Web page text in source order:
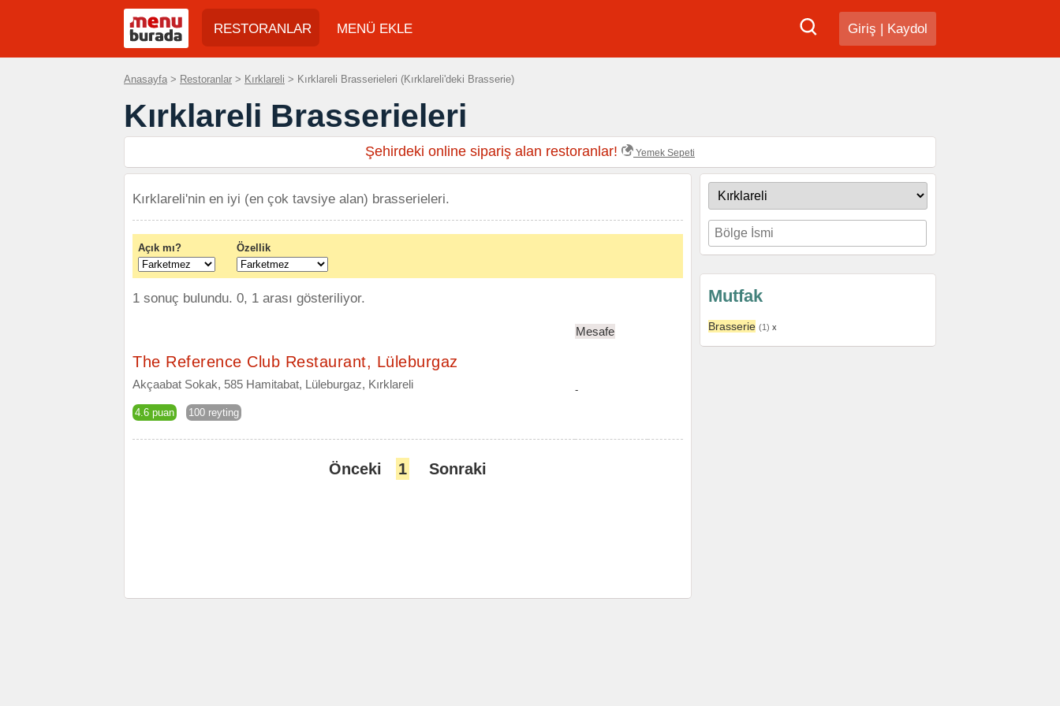
Giriş | Kaydol
RESTORANLAR MENÜ EKLE
Anasayfa > Restoranlar > Kırklareli > Kırklareli Brasserieleri (Kırklareli'deki Brasserie)
Kırklareli Brasserieleri
Şehirdeki online sipariş alan restoranlar! Yemek Sepeti
Mutfak
Brasserie (1) x
Kırklareli'nin en iyi (en çok tavsiye alan) brasserieleri.
Açık mı? Özellik
1 sonuç bulundu. 0, 1 arası gösteriliyor.
Mesafe
The Reference Club Restaurant, Lüleburgaz
Akçaabat Sokak, 585 Hamitabat, Lüleburgaz, Kırklareli
4.6 puan 100 reyting
-
Önceki 1 Sonraki